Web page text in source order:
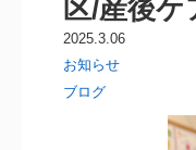
区/産後ケ
2025.3.06
お知らせ
ブログ